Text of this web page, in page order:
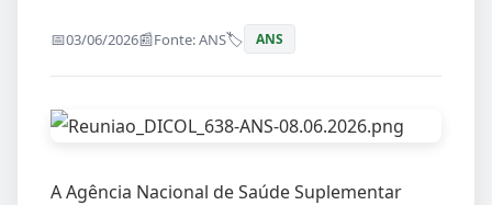
03/06/2026 Fonte: ANS ANS
A Agência Nacional de Saúde Suplementar